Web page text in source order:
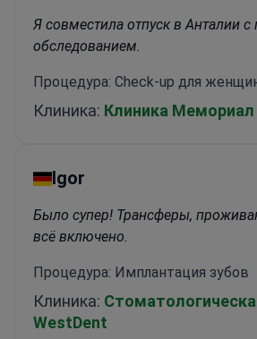
Я совместила отпуск в Анталии
обследованием.
Процедура: Check-up для
Клиника: Клиника Мемориал
Igor
Было супер! Трансферы,
всё включено.
Процедура: Имплантация зубов
Клиника:
WestDent